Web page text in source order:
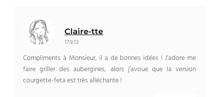
Claire-tte
17.9.13
Compliments à Monsieur, il a de bonnes idées ! J’adore me
faire griller des aubergines, alors j’avoue que la version
courgette-feta est très alléchante !